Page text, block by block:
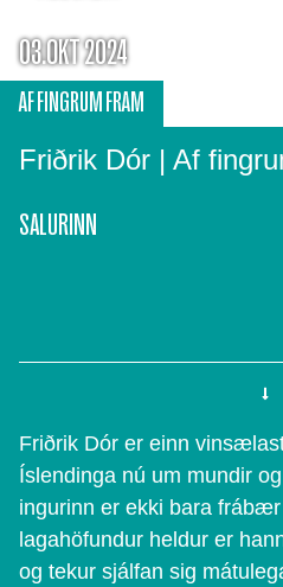
03.OKT 2024
Friðrik Dór | Af
AF FINGRUM FRAM
SALURINN
Friðrik Dór er einn
Íslendinga nú um mundir
ingurinn er ekki bara
lagahöfundur heldur er
og tekur sjálfan sig